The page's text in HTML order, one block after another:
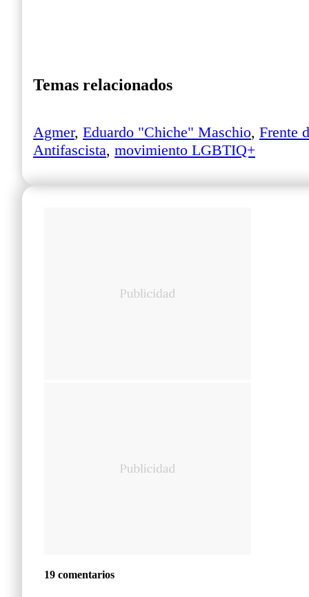
Temas relacionados
Agmer, Eduardo "Chiche" Maschio, Frente
Antifascista, movimiento LGBTIQ+
19 comentarios